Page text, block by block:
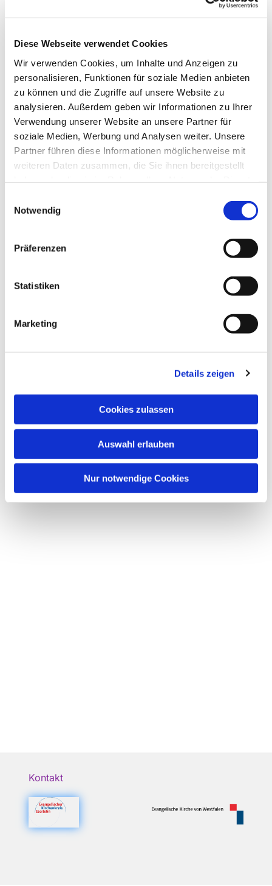
Diese Webseite verwendet Cookies
Wir verwenden Cookies, um Inhalte und Anzeigen zu
personalisieren, Funktionen für soziale Medien anbieten
zu können und die Zugriffe auf unsere Website zu
analysieren. Außerdem geben wir Informationen zu Ihrer
Verwendung unserer Website an unsere Partner für
soziale Medien, Werbung und Analysen weiter. Unsere
Partner führen diese Informationen möglicherweise mit
weiteren Daten zusammen, die Sie ihnen bereitgestellt
Notwendig
Präferenzen
Statistiken
Marketing
Details zeigen
Cookies zulassen
Auswahl erlauben
Nur notwendige Cookies
Ökumenisches Team
Dies könnte Sie auch
interessieren
Kontakt